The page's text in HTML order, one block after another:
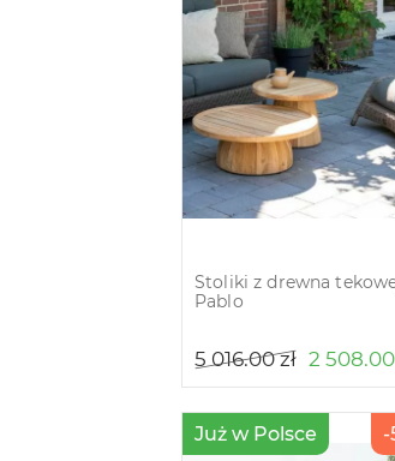
Stoliki z drewna
Pablo
5 016.00zł 2 508.00
Już w Polsce -